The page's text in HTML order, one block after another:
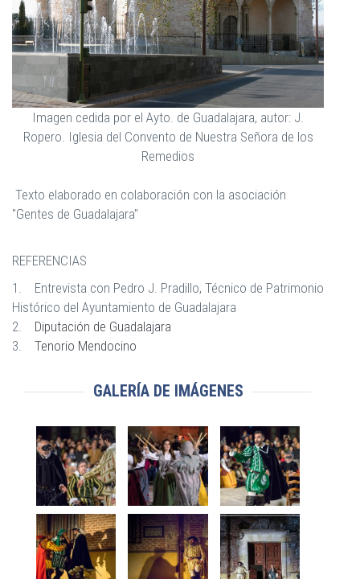
Imagen cedida por el Ayto. de Guadalajara, autor: J.
Ropero. Iglesia del Convento de Nuestra Señora de los
Remedios
Texto elaborado en colaboración con la asociación
"Gentes de Guadalajara"
REFERENCIAS
1. Entrevista con Pedro J. Pradillo, Técnico de Patrimonio
Histórico del Ayuntamiento de Guadalajara
2. Diputación de Guadalajara
3.
Tenorio Mendocino
GALERÍA DE IMÁGENES